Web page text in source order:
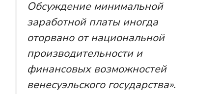
Обсуждение минимальной
заработной платы иногда
оторвано от национальной
производительности и
финансовых возможностей
венесуэльского государства».